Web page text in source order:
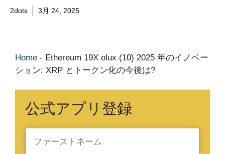
2dots 3月 24, 2025
Home - Ethereum 19X olux (10) 2025 年のイノベー
ション: XRP とトークン化の今後は?
公式アプリ登録